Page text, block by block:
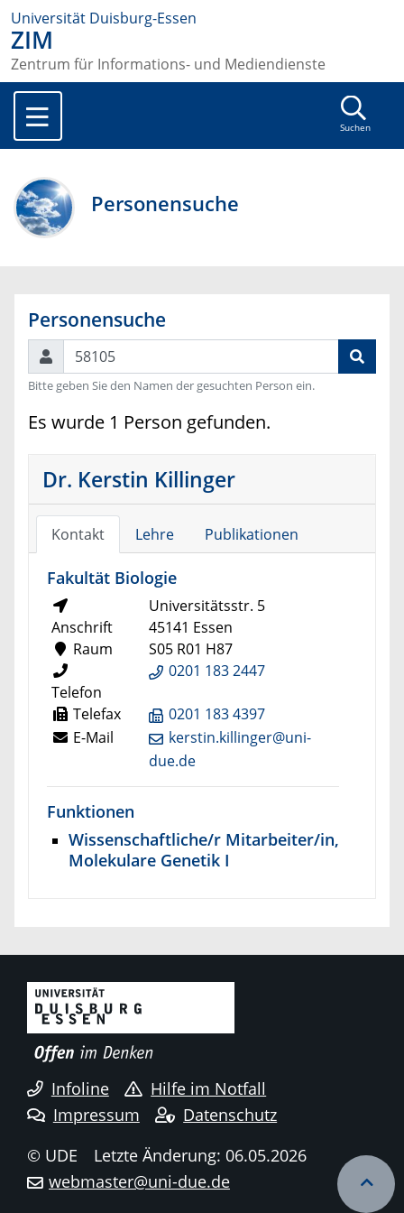
Universität Duisburg-Essen
ZIM
Zentrum für Informations- und Mediendienste
Suchen
Personensuche
Personensuche
Suchen
Bitte geben Sie den Namen der gesuchten Person ein.
Es wurde 1 Person gefunden.
Dr. Kerstin Killinger
Kontakt Lehre Publikationen
Fakultät Biologie
Anschrift
Universitätsstr. 5
45141 Essen
Raum
S05 R01 H87
Telefon
0201 183 2447
Telefax
0201 183 4397
E-Mail
kerstin.killinger@uni-
due.de
Funktionen
Wissenschaftliche/r Mitarbeiter/in,
Molekulare Genetik I
Infoline
Hilfe im Notfall
Impressum
Datenschutz
© UDE
Letzte Änderung: 06.05.2026
webmaster@uni-due.de